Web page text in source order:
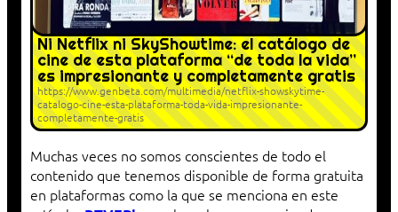
Ni Netflix ni SkyShowtime: el catálogo de
cine de esta plataforma “de toda la vida”
es impresionante y completamente gratis
https://www.genbeta.com/multimedia/netflix-showskytime-
catalogo-cine-esta-plataforma-toda-vida-impresionante-
completamente-gratis
Muchas veces no somos conscientes de todo el
contenido que tenemos disponible de forma gratuita
en plataformas como la que se menciona en este